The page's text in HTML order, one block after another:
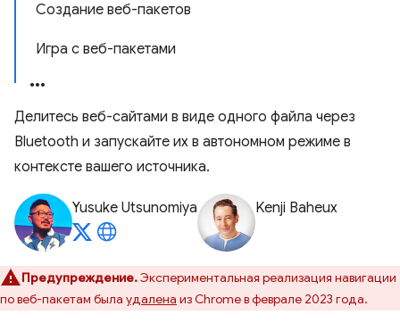
Создание веб-пакетов
Игра с веб-пакетами
Делитесь веб-сайтами в виде одного файла через
Bluetooth и запускайте их в автономном режиме в
контексте вашего источника.
Yusuke Utsunomiya Kenji Baheux
Предупреждение.Экспериментальная реализация навигации
по веб-пакетам была удалена из Chrome в феврале 2023 года.